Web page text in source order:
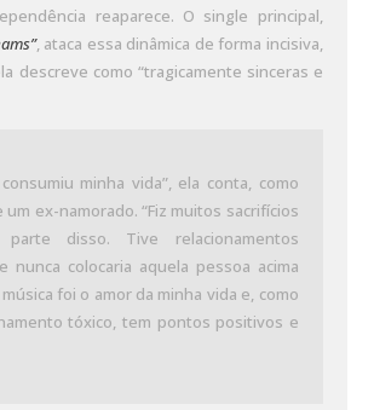
reaparece. O single principal,
, ataca essa dinâmica de forma incisiva,
descreve como “tragicamente sinceras e
minha vida”, ela conta, como
um ex-namorado. “Fiz muitos sacrifícios
disso. Tive relacionamentos
nunca colocaria aquela pessoa acima
foi o amor da minha vida e, como
tóxico, tem pontos positivos e